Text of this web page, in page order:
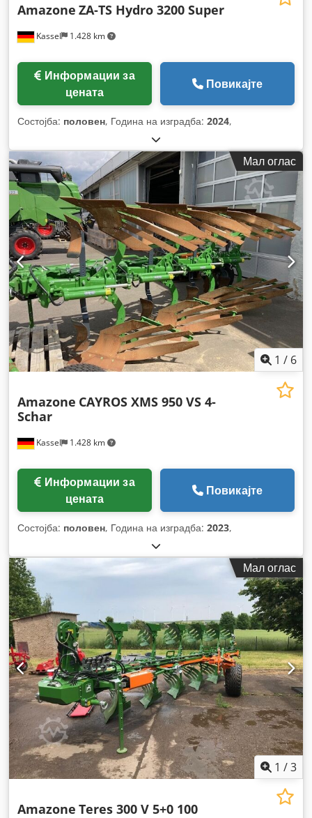
Kassel 1.428 km
Amazone ZA-TS Hydro 3200 Super
цената
Повикајте
Состојба: половен, Година на изградба: 2024,
Мал оглас
1 / 6
Kassel 1.428 km
Amazone CAYROS XMS 950 VS 4-
Schar
цената
Повикајте
Состојба: половен, Година на изградба: 2023,
Мал оглас
1 /3
Amazone Teres 300 V 5+0 100